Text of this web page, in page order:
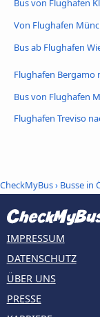
Bus von Flughafen
Von Flughafen
Bus ab Flughafen
Flughafen Bergamo
Bus von Flughafen
Flughafen Treviso
CheckMyBus› Busse in
IMPRESSUM
DATENSCHUTZ
ÜBER UNS
PRESSE